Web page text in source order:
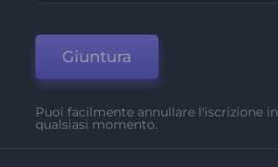
Giuntura
Puoi facilmente annullare l'iscrizione in
qualsiasi momento.